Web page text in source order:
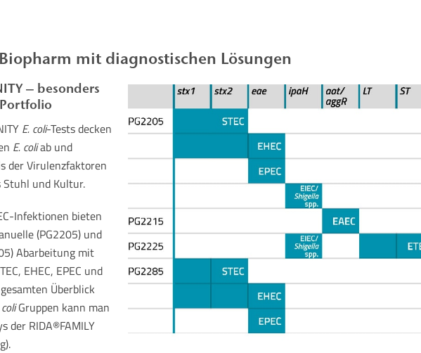
mit diagnostischen Lösungen
– besonders
E. coli-Tests decken
E. coliab und
der Virulenzfaktoren
und Kultur.
Infektionen bieten
(PG2205) und
Abarbeitung mit
EHEC, EPEC und
Überblick
Gruppen kann man
der RIDA®FAMILY